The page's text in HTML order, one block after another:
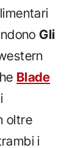
Gli
Blade
oltre
i